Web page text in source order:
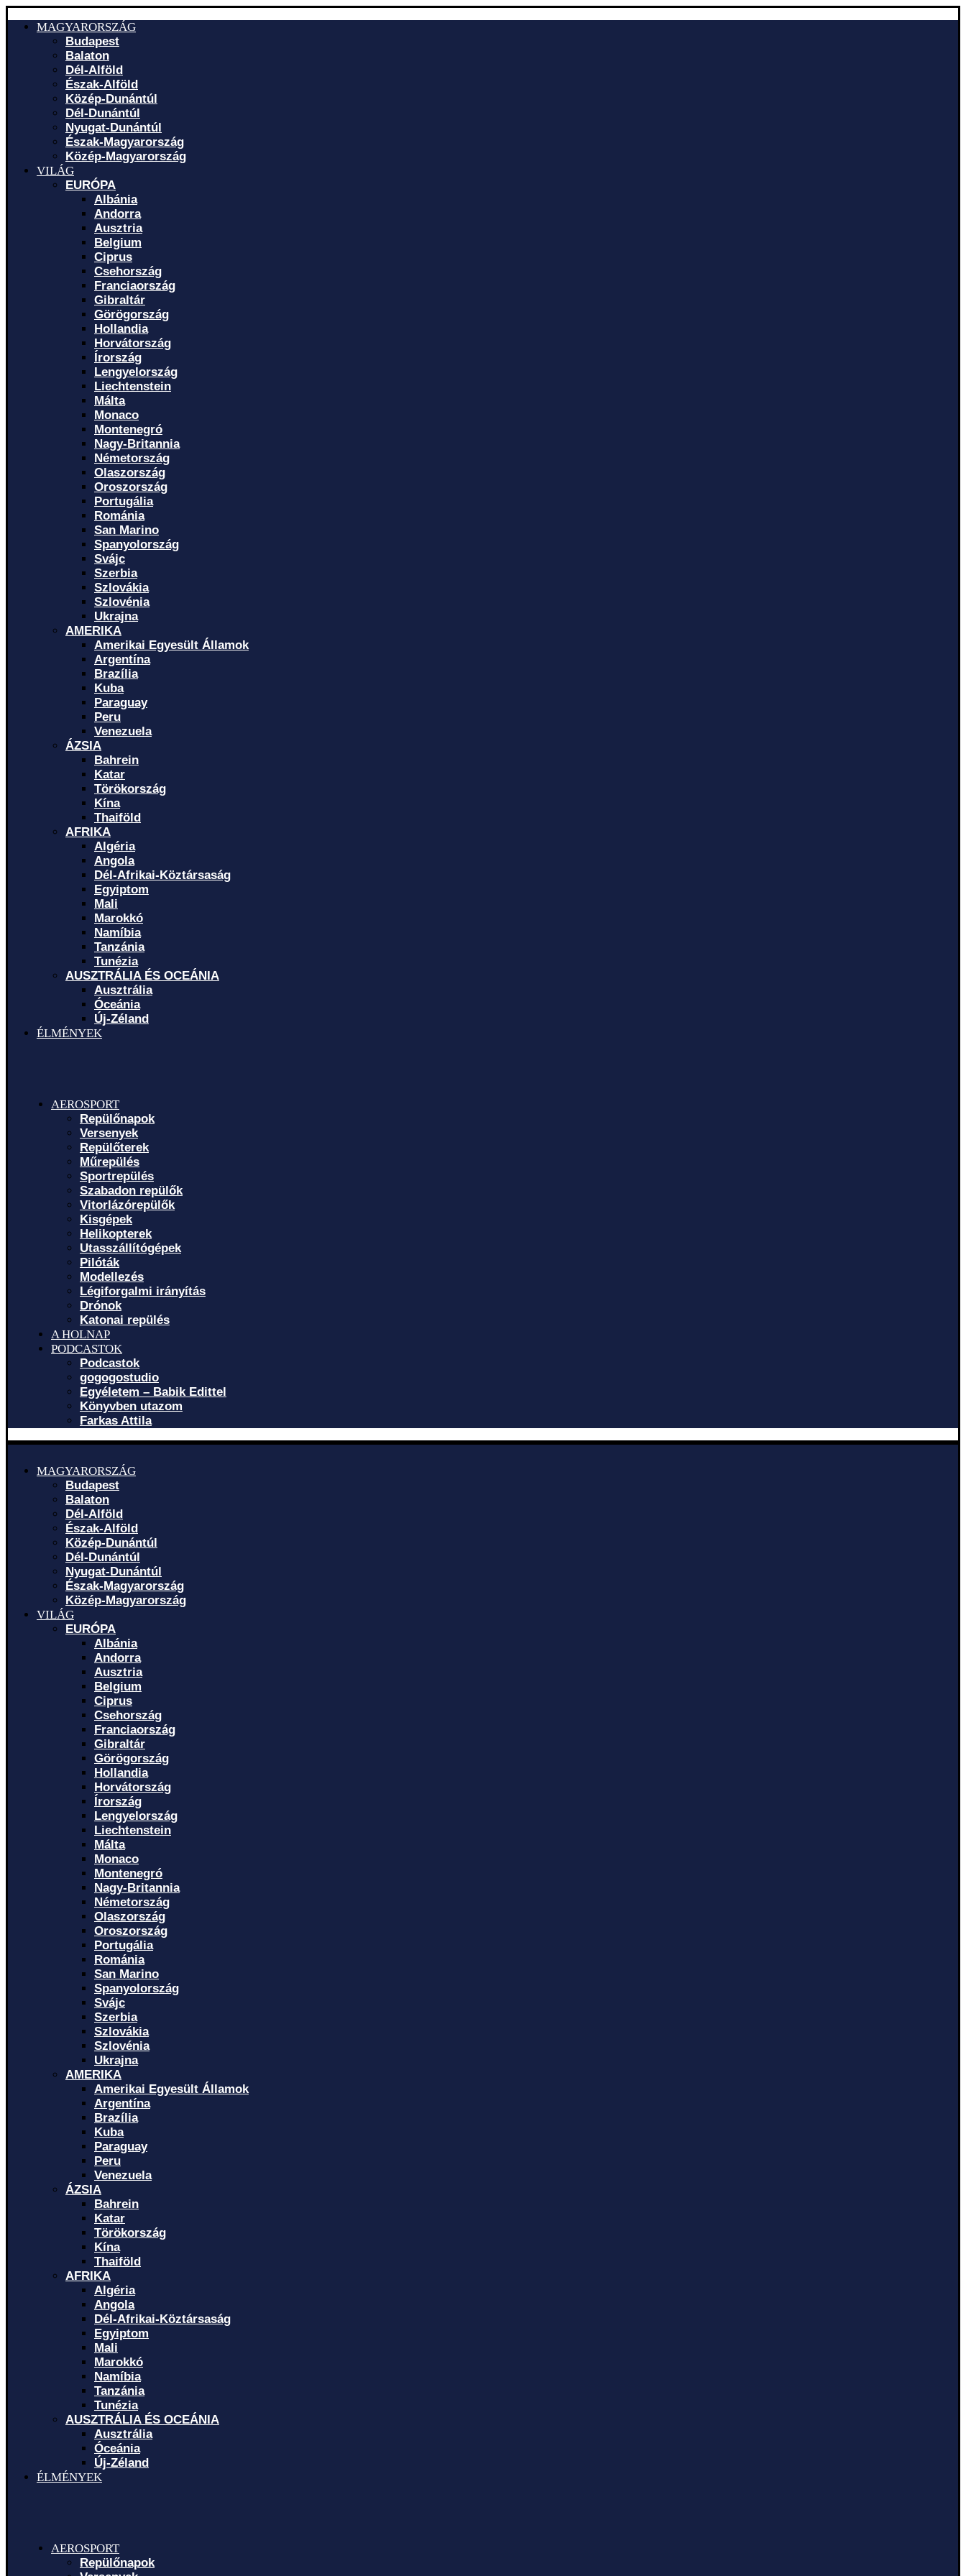
MAGYARORSZÁG
Budapest
Balaton
Dél-Alföld
Észak-Alföld
Közép-Dunántúl
Dél-Dunántúl
Nyugat-Dunántúl
Észak-Magyarország
Közép-Magyarország
VILÁG
EURÓPA
Albánia
Andorra
Ausztria
Belgium
Ciprus
Csehország
Franciaország
Gibraltár
Görögország
Hollandia
Horvátország
Írország
Lengyelország
Liechtenstein
Málta
Monaco
Montenegró
Nagy-Britannia
Németország
Olaszország
Oroszország
Portugália
Románia
San Marino
Spanyolország
Svájc
Szerbia
Szlovákia
Szlovénia
Ukrajna
AMERIKA
Amerikai Egyesült Államok
Argentína
Brazília
Kuba
Paraguay
Peru
Venezuela
ÁZSIA
Bahrein
Katar
Törökország
Kína
Thaiföld
AFRIKA
Algéria
Angola
Dél-Afrikai-Köztársaság
Egyiptom
Mali
Marokkó
Namíbia
Tanzánia
Tunézia
AUSZTRÁLIA ÉS OCEÁNIA
Ausztrália
Óceánia
Új-Zéland
ÉLMÉNYEK
AEROSPORT
Repülőnapok
Versenyek
Repülőterek
Műrepülés
Sportrepülés
Szabadon repülők
Vitorlázórepülők
Kisgépek
Helikopterek
Utasszállítógépek
Pilóták
Modellezés
Légiforgalmi irányítás
Drónok
Katonai repülés
A HOLNAP
PODCASTOK
Podcastok
gogogostudio
Egyéletem – Babik Edittel
Könyvben utazom
Farkas Attila
MAGYARORSZÁG
Budapest
Balaton
Dél-Alföld
Észak-Alföld
Közép-Dunántúl
Dél-Dunántúl
Nyugat-Dunántúl
Észak-Magyarország
Közép-Magyarország
VILÁG
EURÓPA
Albánia
Andorra
Ausztria
Belgium
Ciprus
Csehország
Franciaország
Gibraltár
Görögország
Hollandia
Horvátország
Írország
Lengyelország
Liechtenstein
Málta
Monaco
Montenegró
Nagy-Britannia
Németország
Olaszország
Oroszország
Portugália
Románia
San Marino
Spanyolország
Svájc
Szerbia
Szlovákia
Szlovénia
Ukrajna
AMERIKA
Amerikai Egyesült Államok
Argentína
Brazília
Kuba
Paraguay
Peru
Venezuela
ÁZSIA
Bahrein
Katar
Törökország
Kína
Thaiföld
AFRIKA
Algéria
Angola
Dél-Afrikai-Köztársaság
Egyiptom
Mali
Marokkó
Namíbia
Tanzánia
Tunézia
AUSZTRÁLIA ÉS OCEÁNIA
Ausztrália
Óceánia
Új-Zéland
ÉLMÉNYEK
AEROSPORT
Repülőnapok